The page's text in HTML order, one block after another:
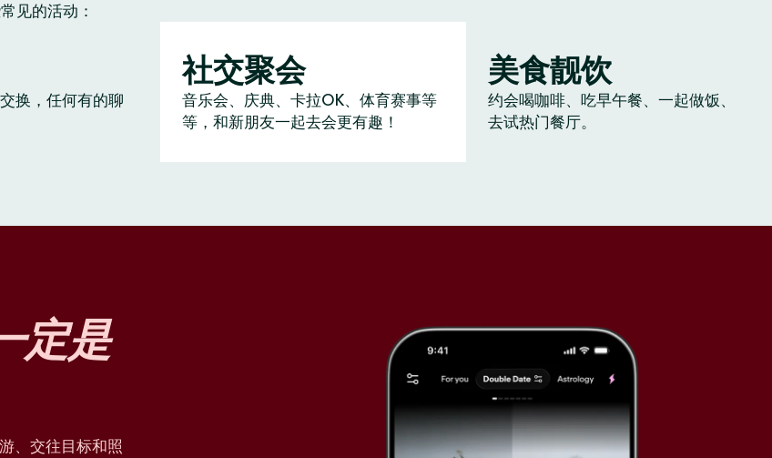
见的活动：
换，任何有的聊
社交聚会
音乐会、庆典、卡拉OK、体育赛事等
等，和新朋友一起去会更有趣！
美食靓饮
约会喝咖啡、吃早午餐、一起做饭、
去试热门餐厅。
定是
、交往目标和照